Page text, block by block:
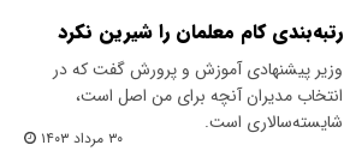
رتبه‌بندی کام معلمان را شیرین نکرد
وزیر پیشنهادی آموزش و پرورش گفت که در
انتخاب مدیران آنچه برای من اصل است،
شایسته‌سالاری است.
۳۰ مرداد ۱۴۰۳